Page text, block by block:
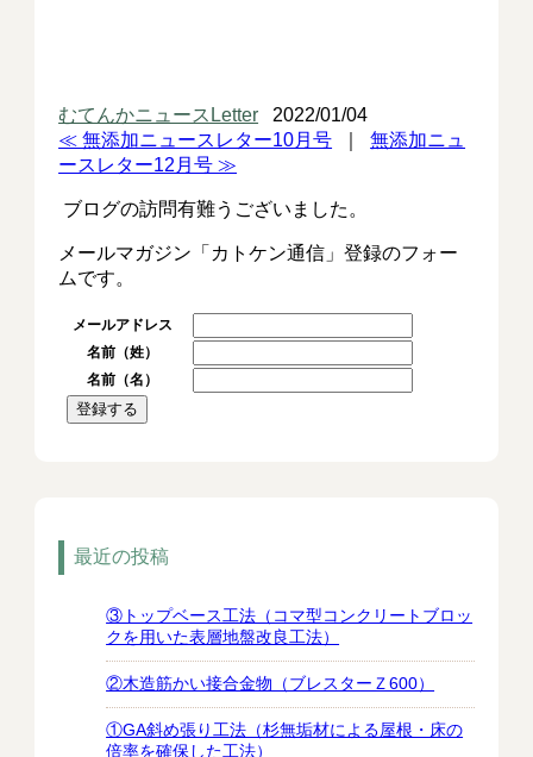
むてんかニュースLetter 2022/01/04
≪ 無添加ニュースレター10月号 ｜無添加ニュ
ースレター12月号 ≫
ブログの訪問有難うございました。
メールマガジン「カトケン通信」登録のフォー
ムです。
メールアドレス
名前（姓）
名前（名）
最近の投稿
③トップベース工法（コマ型コンクリートブロッ
クを用いた表層地盤改良工法）
②木造筋かい接合金物（ブレスターＺ600）
①GA斜め張り工法（杉無垢材による屋根・床の
倍率を確保した工法）